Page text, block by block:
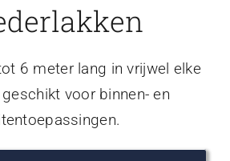
6 meter lang in vrijwel elke
geschikt voor binnen- en